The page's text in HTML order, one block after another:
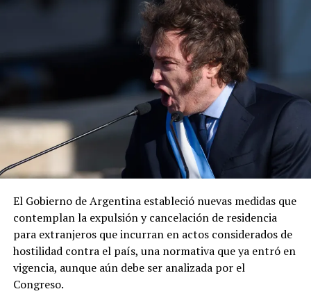
mexicano por la captura del presunto líder criminal.
ADVERTISEMENT
«Envía otro mensaje claro: los delincuentes no tienen
dónde esconderse», expresó el diplomático, quien
desmantelar los cárteles y llevar ante la justicia a los
responsables de delitos violentos continúa dando
resultados.
El Gobierno de Argentina estableció nuevas medidas que
contemplan la expulsión y cancelación de residencia
para extranjeros que incurran en actos considerados de
hostilidad contra el país, una normativa que ya entró en
vigencia, aunque aún debe ser analizada por el
Congreso.